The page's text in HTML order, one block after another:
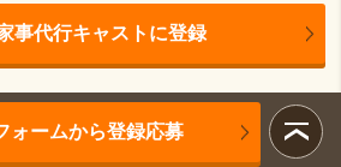
事代行キャストに登録
ォームから登録応募